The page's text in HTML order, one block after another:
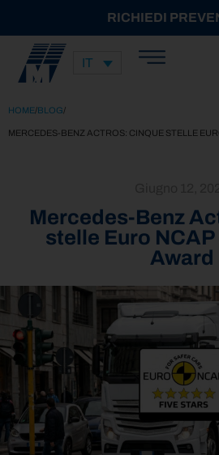
RICHIEDI
IT
HOME/BLOG/
MERCEDES-BENZ ACTROS: CINQUE STELLE
Mercedes-Benz
stelle Euro
Award